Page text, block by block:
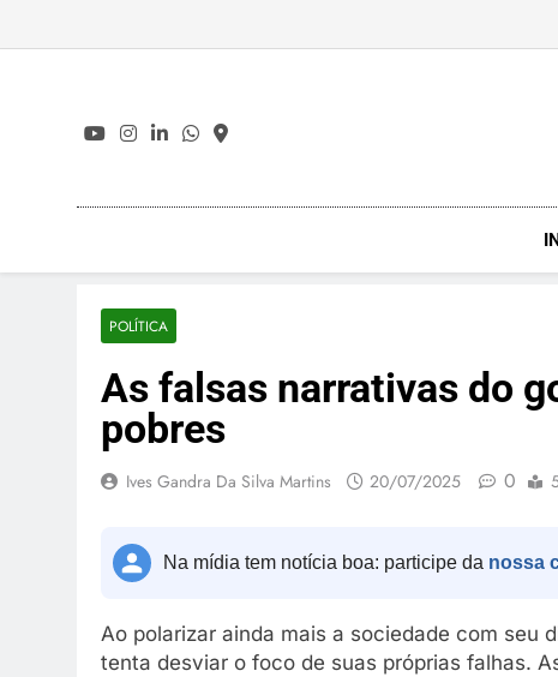
POLÍTICA
As falsas narrativas do
pobres
Ives Gandra Da Silva Martins 20/07/2025 0
Na mídia tem notícia boa: participe da nossa
Ao polarizar ainda mais a sociedade com seu
tenta desviar o foco de suas próprias falhas.